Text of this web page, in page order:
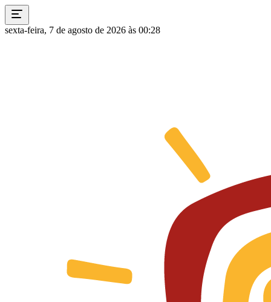
sexta-feira, 7 de agosto de 2026 às 00:28